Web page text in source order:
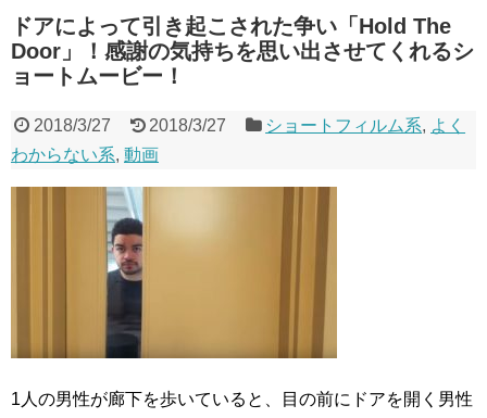
ドアによって引き起こされた争い「Hold The
Door」！感謝の気持ちを思い出させてくれるシ
ョートムービー！
2018/3/27 2018/3/27 ショートフィルム系, よく
わからない系, 動画
1人の男性が廊下を歩いていると、目の前にドアを開く男性